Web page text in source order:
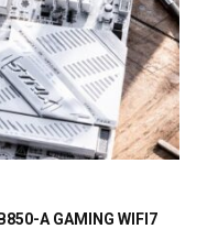
A GAMING WIFI7